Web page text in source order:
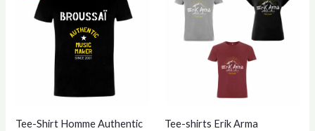
Seule
Tee-Shirt Homme Authentic
Tee-shirts Erik Arma